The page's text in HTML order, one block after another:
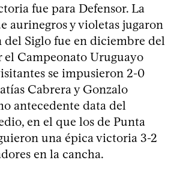
fue para Defensor. La
aurinegros y violetas jugaron
del Siglo fue en diciembre del
el Campeonato Uruguayo
se impusieron 2-0
Cabrera y Gonzalo
antecedente data del
en el que los de Punta
una épica victoria 3-2
en la cancha.